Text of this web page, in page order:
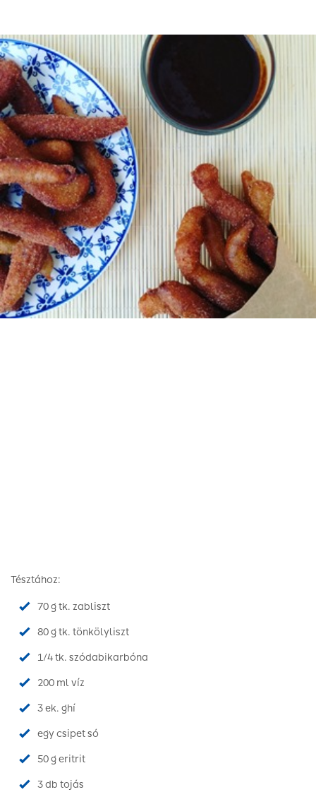
Tésztához:
70 g tk. zabliszt
80 g tk. tönkölyliszt
1/4 tk. szódabikarbóna
200 ml víz
3 ek. ghí
egy csipet só
50 g eritrit
3 db tojás